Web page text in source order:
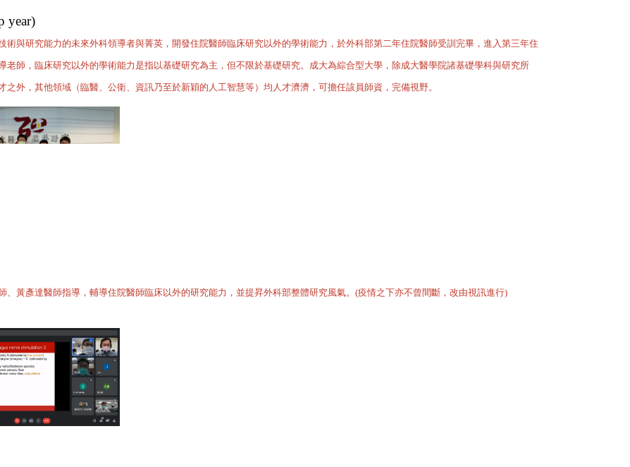
year)
與研究能力的未來外科領導者與菁英，開發住院醫師臨床研究以外的學術能力，於外科部第二年住院醫師受訓完畢，進入第三年住
老師，臨床研究以外的學術能力是指以基礎研究為主，但不限於基礎研究。成大為綜合型大學，除成大醫學院諸基礎學科與研究所
之外，其他領域（臨醫、公衛、資訊乃至於新穎的人工智慧等）均人才濟濟，可擔任該員師資，完備視野。
黃彥達醫師指導，輔導住院醫師臨床以外的研究能力，並提昇外科部整體研究風氣。(疫情之下亦不曾間斷，改由視訊進行)